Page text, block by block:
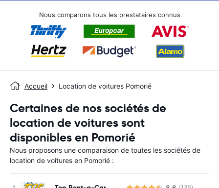
Nous comparons tous les prestataires connus
Accueil Location de voitures Pomorié
Certaines de nos sociétés de
location de voitures sont
disponibles en Pomorié
Nous proposons une comparaison de toutes les sociétés de
location de voitures en Pomorié :